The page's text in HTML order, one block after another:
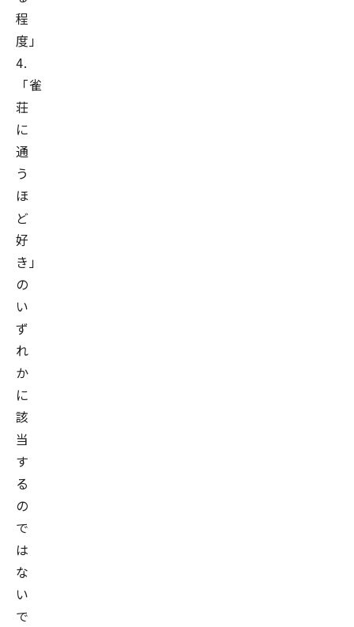
程
度」
4.
「雀
荘
に
通
う
ほ
ど
好
き」
の
い
ず
れ
か
に
該
当
す
る
の
で
は
な
い
で